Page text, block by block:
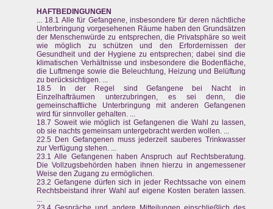
HAFTBEDINGUNGEN
... 18.1 Alle für Gefangene, insbesondere für deren nächtliche
Unterbringung vorgesehenen Räume haben den Grundsätzen
der Menschenwürde zu entsprechen, die Privatsphäre so weit
wie möglich zu schützen und den Erfordernissen der
Gesundheit und der Hygiene zu entsprechen; dabei sind die
klimatischen Verhältnisse und insbesondere die Bodenfläche,
die Luftmenge sowie die Beleuchtung, Heizung und Belüftung
zu berücksichtigen. ...
18.5 In der Regel sind Gefangene bei Nacht in
Einzelhafträumen unterzubringen, es sei denn, die
gemeinschaftliche Unterbringung mit anderen Gefangenen
wird für sinnvoller gehalten. ...
18.7 Soweit wie möglich ist Gefangenen die Wahl zu lassen,
ob sie nachts gemeinsam untergebracht werden wollen. ...
22.5 Den Gefangenen muss jederzeit sauberes Trinkwasser
zur Verfügung stehen. ...
23.1 Alle Gefangenen haben Anspruch auf Rechtsberatung.
Die Vollzugsbehörden haben ihnen hierzu in angemessener
Weise den Zugang zu ermöglichen.
23.2 Gefangene dürfen sich in jeder Rechtssache von einem
Rechtsbeistand ihrer Wahl auf eigene Kosten beraten lassen.
...